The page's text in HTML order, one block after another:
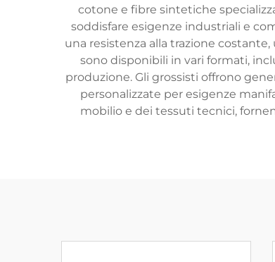
cotone e fibre sintetiche
soddisfare esigenze industriali e
una resistenza alla trazione
sono disponibili in vari formati,
produzione. Gli grossisti offrono
personalizzate per esigenze
mobilio e dei tessuti tecnici,